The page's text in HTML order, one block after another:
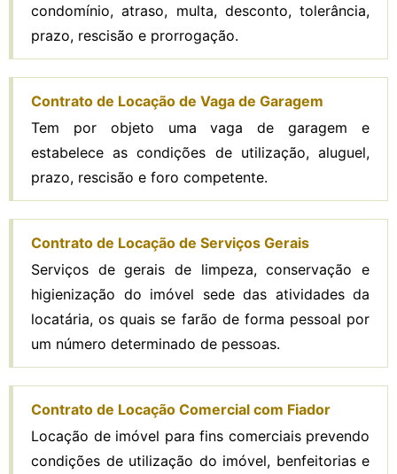
condomínio, atraso, multa, desconto, tolerância,
prazo, rescisão e prorrogação.
Contrato de Locação de Vaga de Garagem
Tem por objeto uma vaga de garagem e
estabelece as condições de utilização, aluguel,
prazo, rescisão e foro competente.
Contrato de Locação de Serviços Gerais
Serviços de gerais de limpeza, conservação e
higienização do imóvel sede das atividades da
locatária, os quais se farão de forma pessoal por
um número determinado de pessoas.
Contrato de Locação Comercial com Fiador
Locação de imóvel para fins comerciais prevendo
condições de utilização do imóvel, benfeitorias e